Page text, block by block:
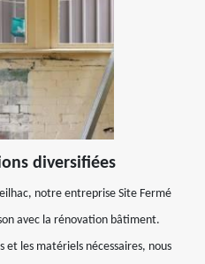
diversifiées
notre entreprise Site Fermé
avec la rénovation bâtiment.
et les matériels nécessaires, nous